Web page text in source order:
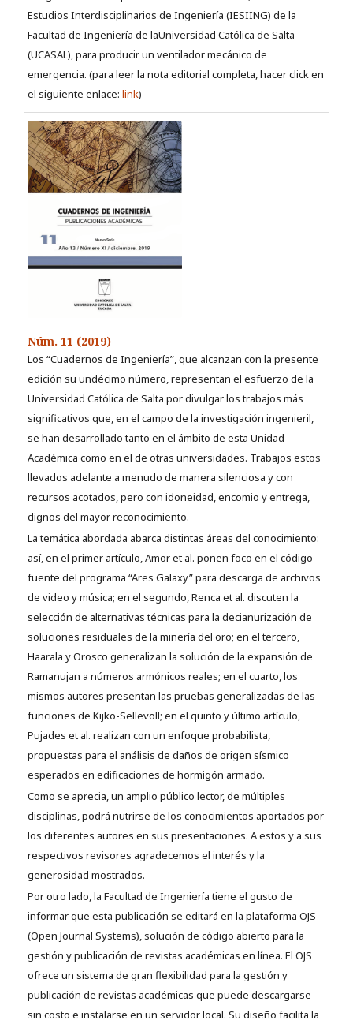
Estudios Interdisciplinarios de Ingeniería (IESIING) de la
Facultad de Ingeniería de laUniversidad Católica de Salta
(UCASAL), para producir un ventilador mecánico de
emergencia. (para leer la nota editorial completa, hacer click en
el siguiente enlace: link)
Núm. 11 (2019)
Los “Cuadernos de Ingeniería”, que alcanzan con la presente
edición su undécimo número, representan el esfuerzo de la
Universidad Católica de Salta por divulgar los trabajos más
significativos que, en el campo de la investigación ingenieril,
se han desarrollado tanto en el ámbito de esta Unidad
Académica como en el de otras universidades. Trabajos estos
llevados adelante a menudo de manera silenciosa y con
recursos acotados, pero con idoneidad, encomio y entrega,
dignos del mayor reconocimiento.
La temática abordada abarca distintas áreas del conocimiento:
así, en el primer artículo, Amor et al. ponen foco en el código
fuente del programa “Ares Galaxy” para descarga de archivos
de video y música; en el segundo, Renca et al. discuten la
selección de alternativas técnicas para la decianurización de
soluciones residuales de la minería del oro; en el tercero,
Haarala y Orosco generalizan la solución de la expansión de
Ramanujan a números armónicos reales; en el cuarto, los
mismos autores presentan las pruebas generalizadas de las
funciones de Kijko-Sellevoll; en el quinto y último artículo,
Pujades et al. realizan con un enfoque probabilista,
propuestas para el análisis de daños de origen sísmico
esperados en edificaciones de hormigón armado.
Como se aprecia, un amplio público lector, de múltiples
disciplinas, podrá nutrirse de los conocimientos aportados por
los diferentes autores en sus presentaciones. A estos y a sus
respectivos revisores agradecemos el interés y la
generosidad mostrados.
Por otro lado, la Facultad de Ingeniería tiene el gusto de
informar que esta publicación se editará en la plataforma OJS
(Open Journal Systems), solución de código abierto para la
gestión y publicación de revistas académicas en línea. El OJS
ofrece un sistema de gran flexibilidad para la gestión y
publicación de revistas académicas que puede descargarse
sin costo e instalarse en un servidor local. Su diseño facilita la